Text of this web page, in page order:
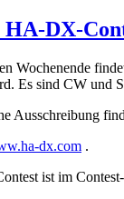
HA-DX-
Wochenende
Es sind CW und
Ausschreibung
dx.com .
ist im